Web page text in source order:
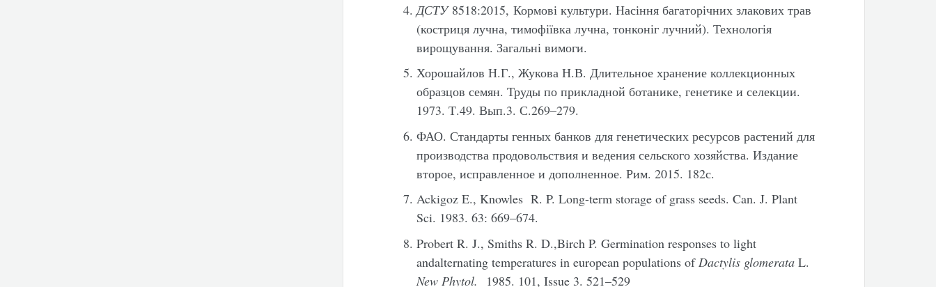
ДСТУ8518:2015, Кормові культури. Насіння багаторічних злакових трав
(костриця лучна, тимофіївка лучна, тонконіг лучний). Технологія
вирощування. Загальні вимоги.
Хорошайлов Н.Г., Жукова Н.В. Длительное хранение коллекционных
образцов семян. Труды по прикладной ботанике, генетике и селекции.
1973. Т.49. Вып.3. С.269–279.
ФАО. Стандарты генных банков для генетических ресурсов растений для
производства продовольствия и ведения сельского хозяйства. Издание
второе, исправленное и дополненное. Рим. 2015. 182с.
Ackigoz E., Knowles R. P. Long-term storage of grass seeds. Can. J. Plant
Sci. 1983. 63: 669–674.
Probert R. J., Smiths R. D.,Birch P. Germination responses to light
andalternating temperatures in european populations of Dactylis glomerata L.
New Phytol. 1985. 101, Issue 3. 521–529